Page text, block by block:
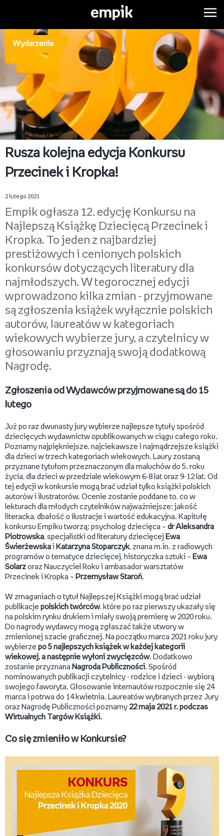
Wydarzenia
Rusza kolejna edycja Konkursu
Przecinek i Kropka!
2 lutego 2021
Empik ogłasza 12. edycję Konkursu na
Najlepszą Książkę Dziecięcą Przecinek i
Kropka. To jeden z najbardziej
prestiżowych i cenionych polskich
konkursów dotyczących literatury dla
najmłodszych. W tegorocznej edycji
wprowadzono kilka zmian - przyjmowane
są zgłoszenia książek wyłącznie polskich
autorów, laureatów w kategoriach
wiekowych wybierze jury, a czytelnicy w
głosowaniu przyznają swoją dodatkową
Nagrodę.
Zgłoszenia od Wydawców przyjmowane są do 15
lutego
Już po raz dwunasty jury wybierze najlepsze tytuły spośród
dziecięcych wydawnictw opublikowanych w ciągu całego roku.
Poznamy najpiękniejsze, najciekawsze i najmądrzejsze książki
dla dzieci w trzech kategoriach wiekowych. Laury zostaną
przyznane tytułom przeznaczonym dla maluchów do 5. roku
życia, dla dzieci w przedziale wiekowym 6-8 lat oraz 9-12 lat. Od
tej edycji w konkursie mogą brać udział tylko książki polskich
autorów i ilustratorów. Ocenie zostanie poddane to, co w
lekturach dla młodych czytelników najważniejsze: jakość
literacka, dbałość o ilustracje i wartość edukacyjna. Kapitułę
konkursu Empiku tworzą: psycholog dziecięca – dr Aleksandra
Piotrowska, specjalistki od literatury dziecięcej Ewa
Świerżewska i Katarzyna Stoparczyk, znana m.in. z radiowych
programów o tematyce dziecięcej, historyczka sztuki – Ewa
Solarz oraz Nauczyciel Roku i ambasador warsztatów
Przecinek i Kropka – Przemysław Staroń.
W zmaganiach o tytuł Najlepszej Książki mogą brać udział
publikacje polskich twórców, które po raz pierwszy ukazały się
na polskim rynku drukiem i miały swoją premierę w 2020 roku.
Do nagrody wydawcy mogą zgłaszać także utwory w
zmienionej szacie graficznej. Na początku marca 2021 roku jury
wybierze po 5 najlepszych książek w każdej kategorii
wiekowej, a następnie wyłoni zwycięzców. Dodatkowo
zostanie przyznana Nagroda Publiczności. Spośród
nominowanych publikacji czytelnicy - rodzice i dzieci - wybiorą
swojego faworyta. Głosowanie internautów rozpocznie się 24
marca i potrwa do 14 kwietnia. Laureatów wybranych przez Jury
oraz Nagrodę Publiczności poznamy 22 maja 2021 r. podczas
Wirtualnych Targów Książki.
Co się zmieniło w Konkursie?